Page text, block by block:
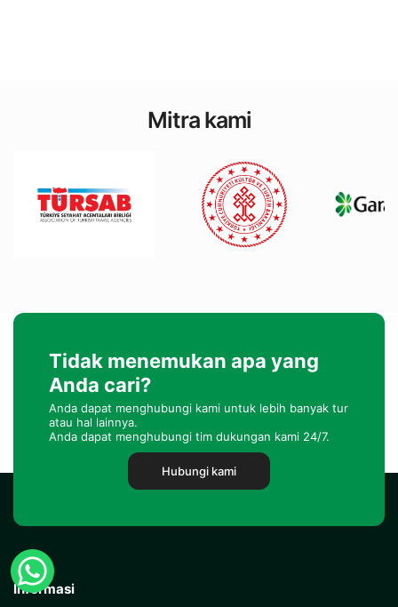
Mitra kami
Tidak menemukan apa yang
Anda cari?
Anda dapat menghubungi kami untuk lebih banyak tur
atau hal lainnya.
Anda dapat menghubungi tim dukungan kami 24/7.
Hubungi kami
Informasi